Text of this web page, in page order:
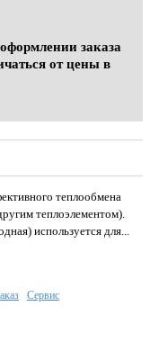
заказа
от цены в
теплообмена
теплоэлементом).
используется для...
Сервис